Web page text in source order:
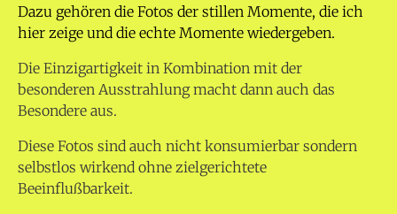
Dazu gehören die Fotos der stillen Momente, die ich
hier zeige und die echte Momente wiedergeben.
Die Einzigartigkeit in Kombination mit der
besonderen Ausstrahlung macht dann auch das
Besondere aus.
Diese Fotos sind auch nicht konsumierbar sondern
selbstlos wirkend ohne zielgerichtete
Beeinflußbarkeit.